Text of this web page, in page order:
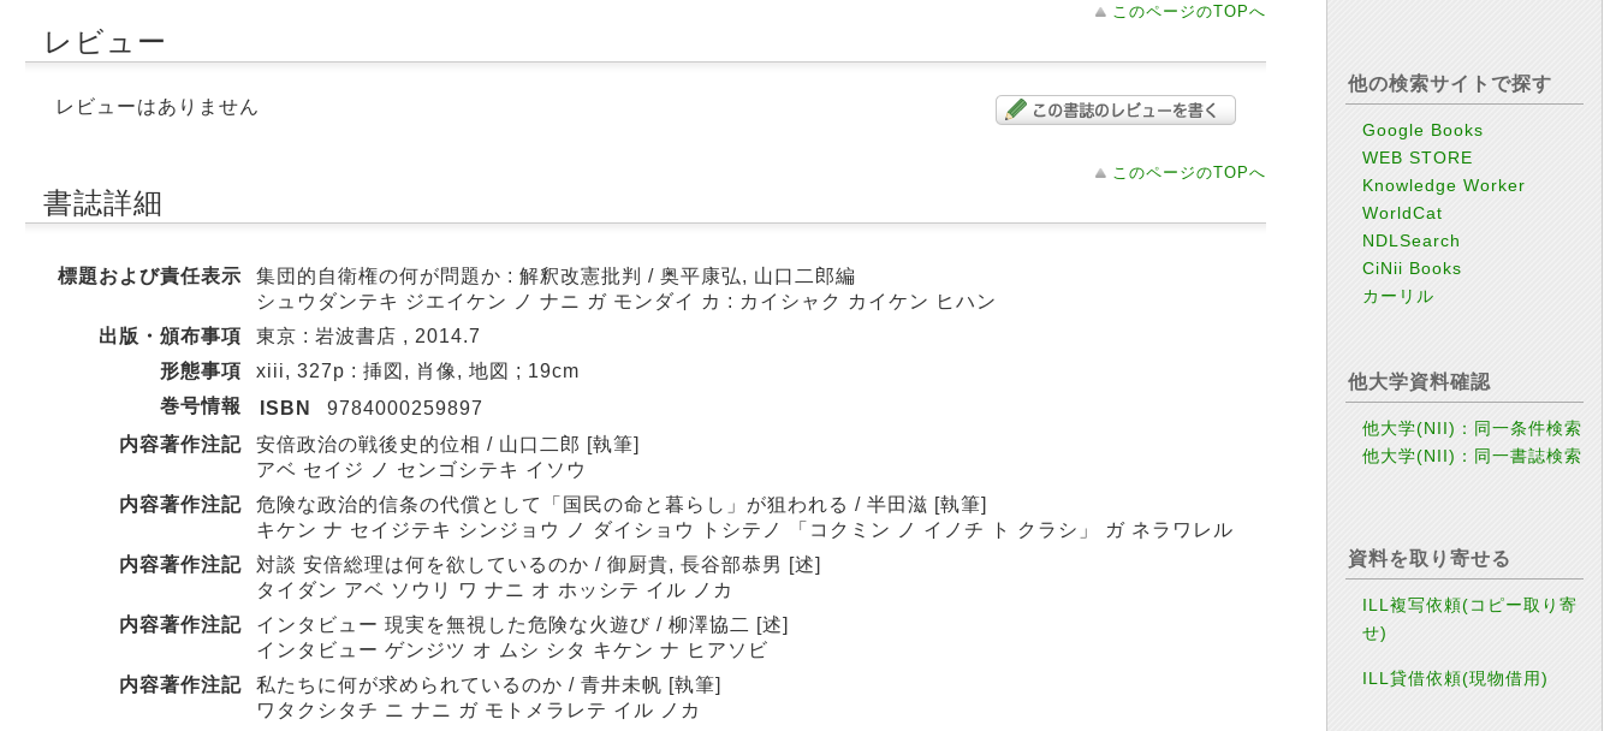
このページのTOPへ
レビュー
レビューはありません
このページのTOPへ
書誌詳細
標題および責任表示
集団的自衛権の何が問題か : 解釈改憲批判 / 奥平康弘, 山口二郎編
シュウダンテキ ジエイケン ノ ナニ ガ モンダイ カ : カイシャク カイケン ヒハン
出版・頒布事項
東京 : 岩波書店 , 2014.7
形態事項
xiii, 327p : 挿図, 肖像, 地図 ; 19cm
巻号情報
ISBN
9784000259897
内容著作注記
安倍政治の戦後史的位相 / 山口二郎 [執筆]
アベ セイジ ノ センゴシテキ イソウ
内容著作注記
危険な政治的信条の代償として「国民の命と暮らし」が狙われる / 半田滋 [執筆]
キケン ナ セイジテキ シンジョウ ノ ダイショウ トシテノ 「コクミン ノ イノチ ト クラシ」 ガ ネラワレル
内容著作注記
対談 安倍総理は何を欲しているのか / 御厨貴, 長谷部恭男 [述]
タイダン アベ ソウリ ワ ナニ オ ホッシテ イル ノカ
内容著作注記
インタビュー 現実を無視した危険な火遊び / 柳澤協二 [述]
インタビュー ゲンジツ オ ムシ シタ キケン ナ ヒアソビ
内容著作注記
私たちに何が求められているのか / 青井未帆 [執筆]
ワタクシタチ ニ ナニ ガ モトメラレテ イル ノカ
他の検索サイトで探す
Google Books
WEB STORE
Knowledge Worker
WorldCat
NDLSearch
CiNii Books
カーリル
他大学資料確認
他大学(NII)：同一条件検索
他大学(NII)：同一書誌検索
資料を取り寄せる
ILL複写依頼(コピー取り寄
せ)
ILL貸借依頼(現物借用)